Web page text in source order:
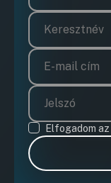
Elfogadom az